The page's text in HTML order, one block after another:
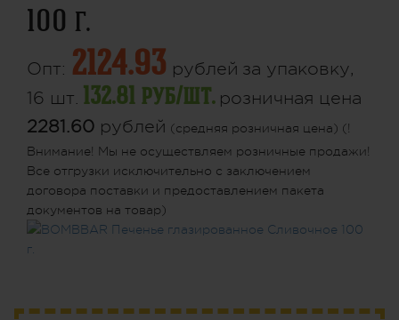
100 г.
Опт: 2124.93 рублей за упаковку,
16 шт. 132.81 руб/шт. розничная цена
2281.60 рублей (средняя розничная цена) (!
Внимание! Мы не осуществляем розничные продажи!
Все отгрузки исключительно с заключением
договора поставки и предоставлением пакета
документов на товар)